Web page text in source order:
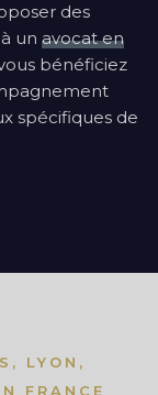
des
un avocat en
bénéficiez
spécifiques de
LYON,
FRANCE